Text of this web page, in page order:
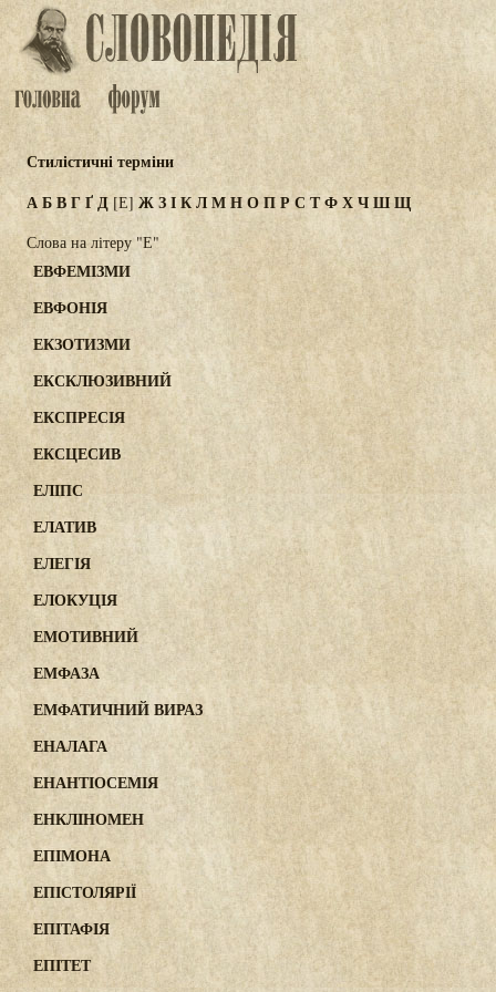
Стилістичні терміни
АБВГҐД[Е]ЖЗІКЛМНОПРСТФХЧШЩ
Слова на літеру "Е"
ЕВФЕМІЗМИ
ЕВФОНІЯ
ЕКЗОТИЗМИ
ЕКСКЛЮЗИВНИЙ
ЕКСПРЕСІЯ
ЕКСЦЕСИВ
ЕЛІПС
ЕЛАТИВ
ЕЛЕГІЯ
ЕЛОКУЦІЯ
ЕМОТИВНИЙ
ЕМФАЗА
ЕМФАТИЧНИЙ ВИРАЗ
ЕНАЛАГА
ЕНАНТІОСЕМІЯ
ЕНКЛІНОМЕН
ЕПІМОНА
ЕПІСТОЛЯРІЇ
ЕПІТАФІЯ
ЕПІТЕТ